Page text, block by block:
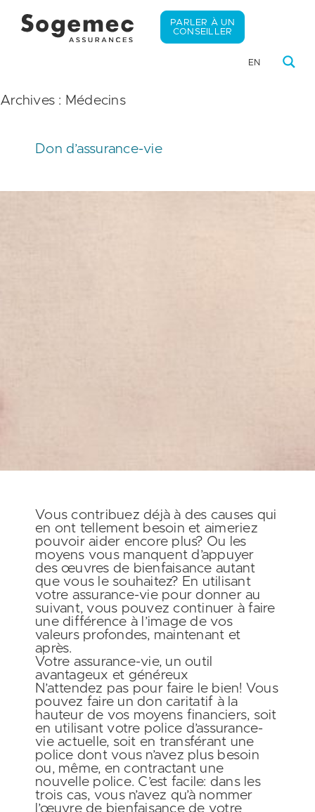
EN
PARLER À UN
CONSEILLER
Archives : Médecins
Don d’assurance-vie
Vous contribuez déjà à des causes qui
en ont tellement besoin et aimeriez
pouvoir aider encore plus? Ou les
moyens vous manquent d’appuyer
des œuvres de bienfaisance autant
que vous le souhaitez? En utilisant
votre assurance-vie pour donner au
suivant, vous pouvez continuer à faire
une différence à l’image de vos
valeurs profondes, maintenant et
après.
Votre assurance-vie, un outil
avantageux et généreux
N’attendez pas pour faire le bien! Vous
pouvez faire un don caritatif à la
hauteur de vos moyens financiers, soit
en utilisant votre police d’assurance-
vie actuelle, soit en transférant une
police dont vous n’avez plus besoin
ou, même, en contractant une
nouvelle police. C’est facile: dans les
trois cas, vous n’avez qu’à nommer
l’œuvre de bienfaisance de votre